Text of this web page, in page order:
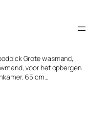
Grote wasmand,
voor het opbergen
65 cm…